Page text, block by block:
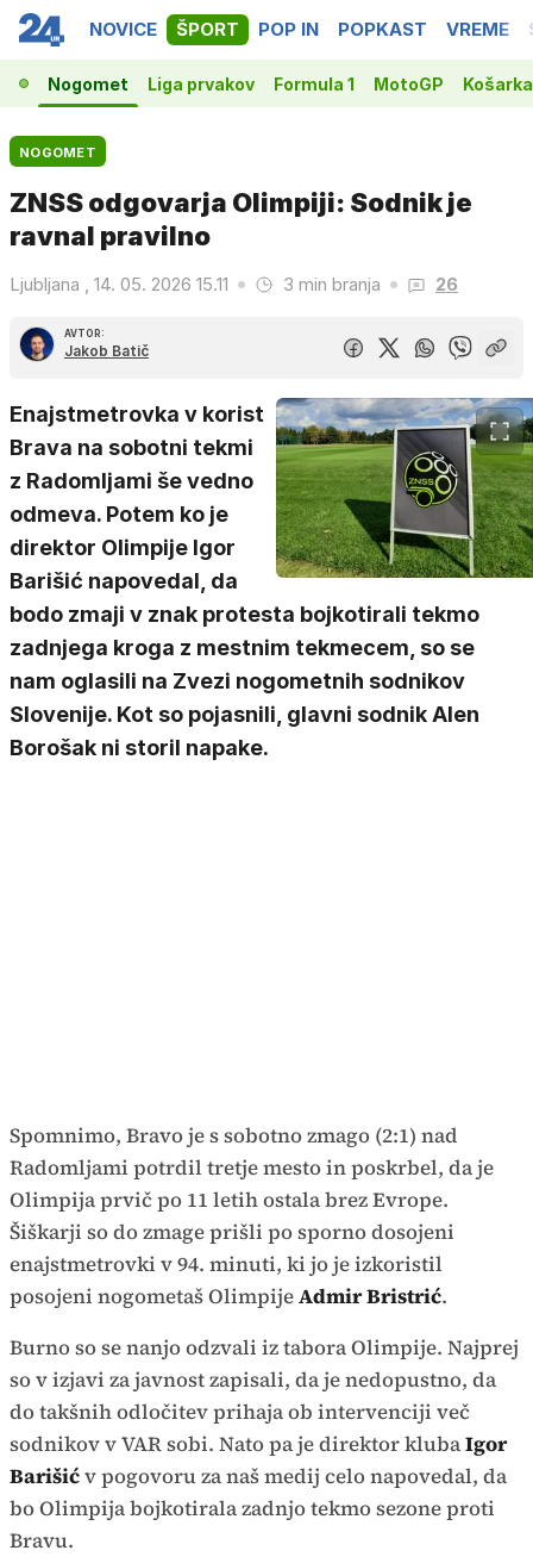
NOVICE ŠPORT POP IN POPKAST VREME
Nogomet Liga prvakov Formula 1 MotoGP Košarka
NOGOMET
ZNSS odgovarja Olimpiji: Sodnik je
ravnal pravilno
Ljubljana , 14. 05. 2026 15.11 3 min branja 26
AVTOR:
Jakob Batič
Enajstmetrovka v korist
Brava na sobotni tekmi
z Radomljami še vedno
odmeva. Potem ko je
direktor Olimpije Igor
Barišić napovedal, da
bodo zmaji v znak protesta bojkotirali tekmo
zadnjega kroga z mestnim tekmecem, so se
nam oglasili na Zvezi nogometnih sodnikov
Slovenije. Kot so pojasnili, glavni sodnik Alen
Borošak ni storil napake.
Spomnimo, Bravo je s sobotno zmago (2:1) nad
Radomljami potrdil tretje mesto in poskrbel, da je
Olimpija prvič po 11 letih ostala brez Evrope.
Šiškarji so do zmage prišli po sporno dosojeni
enajstmetrovki v 94. minuti, ki jo je izkoristil
posojeni nogometaš OlimpijeAdmir Bristrić.
Burno so se nanjo odzvali iz tabora Olimpije. Najprej
so v izjavi za javnost zapisali, da je nedopustno, da
do takšnih odločitev prihaja ob intervenciji več
sodnikov v VAR sobi. Nato pa je direktor klubaIgor
Barišićv pogovoru za naš medij celo napovedal, da
bo Olimpija bojkotirala zadnjo tekmo sezone proti
Bravu.